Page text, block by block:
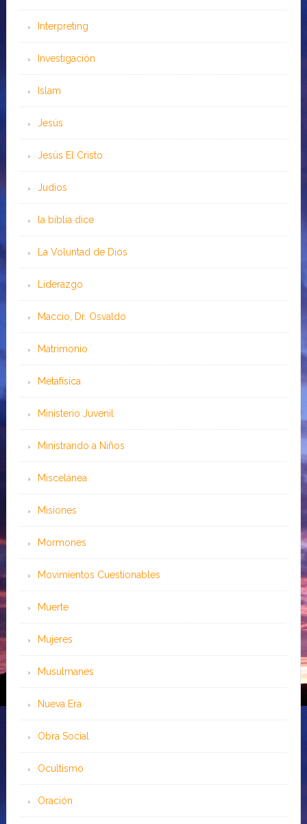
Interpreting
Investigación
Islam
Jesús
Jesús El Cristo
Judíos
la biblia dice
La Voluntad de Dios
Liderazgo
Maccio, Dr. Osvaldo
Matrimonio
Metafísica
Ministerio Juvenil
Ministrando a Niños
Miscelánea
Misiones
Mormones
Movimientos Cuestionables
Muerte
Mujeres
Musulmanes
Nueva Era
Obra Social
Ocultismo
Oración